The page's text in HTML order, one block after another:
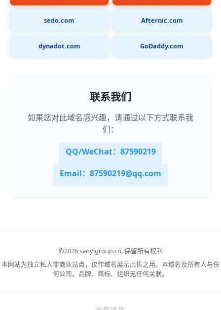
sedo.com Afternic.com
dynadot.com GoDaddy.com
联系我们
如果您对此域名感兴趣，请通过以下方式联系我
们：
QQ/WeChat：87590219
Email：87590219@qq.com
©2026 sanyigroup.cn.保留所有权利
本网站为独立私人非商业站点，仅作域名展示出售之用。本域名及所有人与任
何公司、品牌、商标、组织无任何关联。